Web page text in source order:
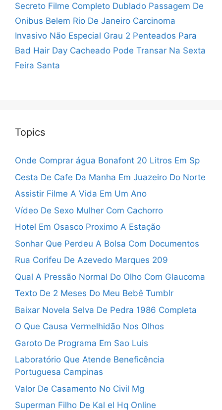
Secreto Filme Completo Dublado Passagem De
Onibus Belem Rio De Janeiro Carcinoma
Invasivo Não Especial Grau 2 Penteados Para
Bad Hair Day Cacheado Pode Transar Na Sexta
Feira Santa
Topics
Onde Comprar água Bonafont 20 Litros Em Sp
Cesta De Cafe Da Manha Em Juazeiro Do Norte
Assistir Filme A Vida Em Um Ano
Vídeo De Sexo Mulher Com Cachorro
Hotel Em Osasco Proximo A Estação
Sonhar Que Perdeu A Bolsa Com Documentos
Rua Corifeu De Azevedo Marques 209
Qual A Pressão Normal Do Olho Com Glaucoma
Texto De 2 Meses Do Meu Bebê Tumblr
Baixar Novela Selva De Pedra 1986 Completa
O Que Causa Vermelhidão Nos Olhos
Garoto De Programa Em Sao Luis
Laboratório Que Atende Beneficência
Portuguesa Campinas
Valor De Casamento No Civil Mg
Superman Filho De Kal el Hq Online